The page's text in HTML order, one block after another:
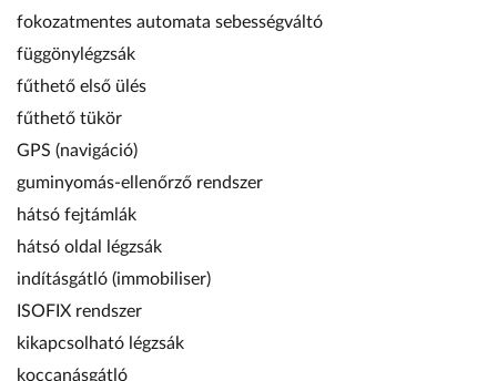
fokozatmentes automata sebességváltó
függönylégzsák
fűthető első ülés
fűthető tükör
GPS (navigáció)
guminyomás-ellenőrző rendszer
hátsó fejtámlák
hátsó oldal légzsák
indításgátló (immobiliser)
ISOFIX rendszer
kikapcsolható légzsák
koccanásgátló